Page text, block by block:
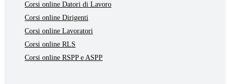
Corsi online Datori di Lavoro
Corsi online Dirigenti
Corsi online Lavoratori
Corsi online RLS
Corsi online RSPP e ASPP